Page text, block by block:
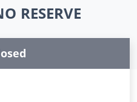
RESERVE